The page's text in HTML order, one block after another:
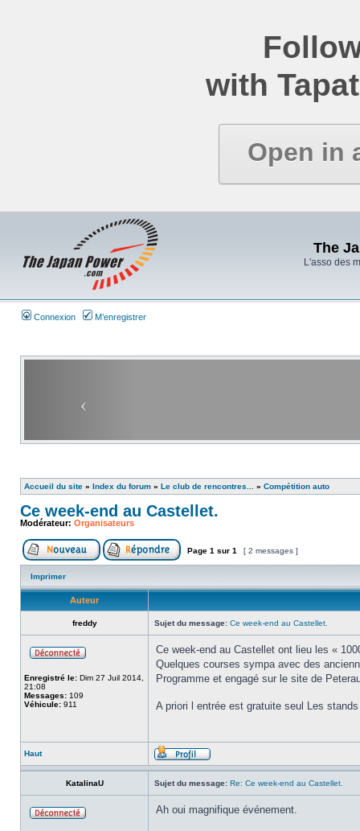
with
Open in
The
L'asso des
Connexion M’enregistrer
Accueil du site » Index du forum » Le club de rencontres... » Compétition auto
Ce week-end au Castellet.
Modérateur: Organisateurs
Page 1 sur 1 [ 2 messages ]
Imprimer
Auteur
freddy Sujet du message: Ce week-end au Castellet.
Enregistré le: Dim 27 Juil 2014,
21:08
Messages: 109
Véhicule: 911
Ce week-end au Castellet ont lieu les «
Quelques courses sympa avec des
Programme et engagé sur le site de
A priori l entrée est gratuite seul Les
Haut
KatalinaU Sujet du message: Re: Ce week-end au Castellet.
Ah oui magnifique événement.